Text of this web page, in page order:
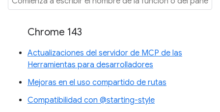
Chrome 143
Actualizaciones del servidor de MCP de las
Herramientas para desarrolladores
Mejoras en el uso compartido de rutas
Compatibilidad con @starting-style